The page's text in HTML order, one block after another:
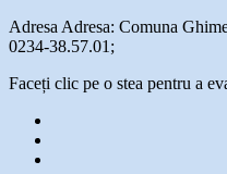
Adresa Adresa: Comuna
0234-38.57.01;
Faceți clic pe o stea pentru a